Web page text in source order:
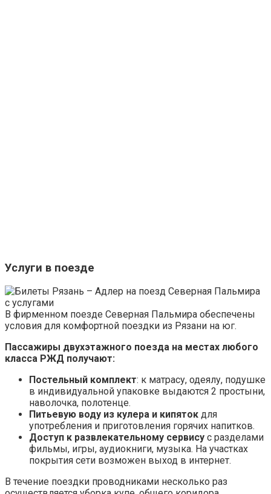
Услуги в поезде
В фирменном поезде Северная Пальмира обеспечены
условия для комфортной поездки из Рязани на юг.
Пассажиры двухэтажного поезда на местах любого
класса РЖД получают:
Постельный комплект: к матрасу, одеялу, подушке
в индивидуальной упаковке выдаются 2 простыни,
наволочка, полотенце.
Питьевую воду из кулера и кипяток для
употребления и приготовления горячих напитков.
Доступ к развлекательному сервису с разделами
фильмы, игры, аудиокниги, музыка. На участках
покрытия сети возможен выход в интернет.
В течение поездки проводниками несколько раз